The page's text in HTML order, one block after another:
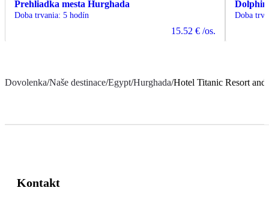
Prehliadka mesta Hurghada
Doba trvania: 5 hodín
15.52 € /os.
Dolphin
Doba
Dovolenka/Naše destinace/Egypt/Hurghada/Hotel Titanic Resort and
Kontakt